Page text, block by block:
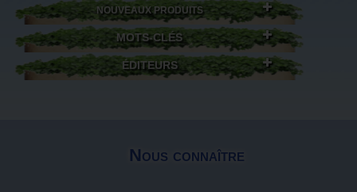
NOUVEAUX PRODUITS
MOTS-CLÉS
ÉDITEURS
Nous connaître